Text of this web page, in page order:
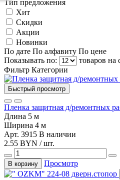
Тип предложения
Хит
Скидки
Акции
Новинки
По дате По алфавиту По цене
Показывать по:
товаров на
Фильтр Категории
Быстрый просмотр
Пленка защитная д/ремонтных
Длина 5 м
Ширина 4 м
Арт. 3915 В наличии
2.55 BYN / шт.
В корзину Просмотр